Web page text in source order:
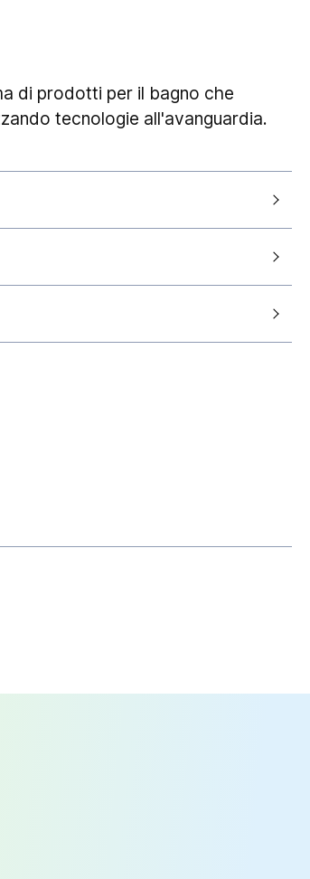
di prodotti per il bagno che
tecnologie all'avanguardia.
Cromato
territorio nazionale in particolari
possono incidere sulle